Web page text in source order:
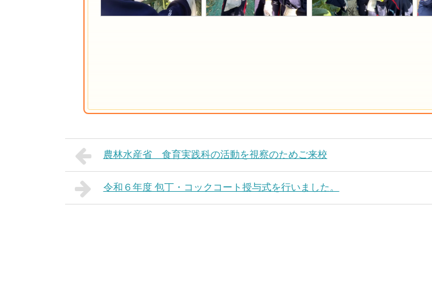
農林水産省 食育実践科の活動を視察のためご来校
令和６年度 包丁・コックコート授与式を行いました。